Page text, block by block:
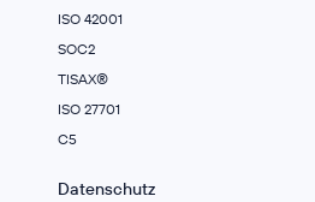
ISO 42001
SOC2
TISAX®
ISO 27701
C5
Datenschutz